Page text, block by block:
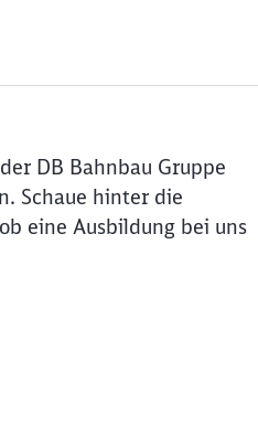
DB Bahnbau Gruppe
Schaue hinter die
eine Ausbildung bei uns